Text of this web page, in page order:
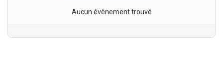
Aucun évènement trouvé